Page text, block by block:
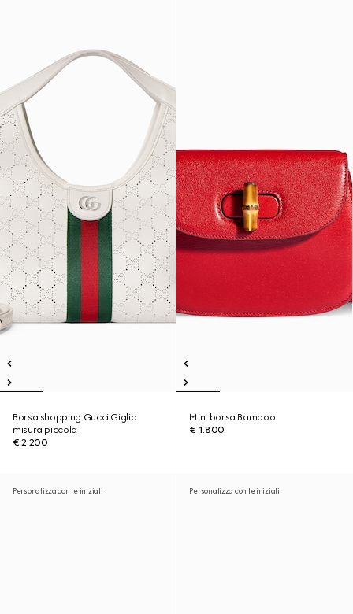
Borsa shopping Gucci Giglio
misura piccola
€ 2.200
Mini borsa Bamboo
€ 1.800
Personalizza con le iniziali Personalizza con le iniziali